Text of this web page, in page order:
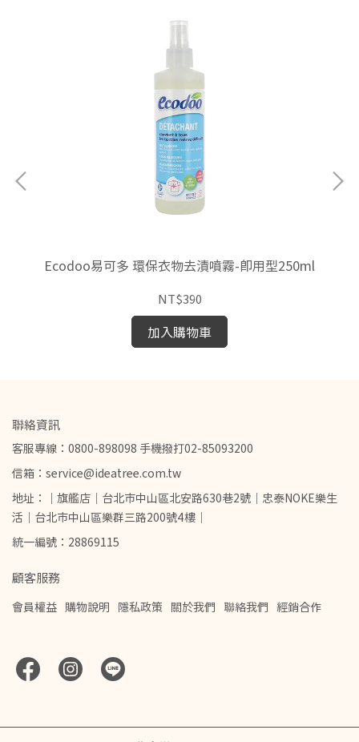
Ecodoo易可多 環保衣物去漬噴霧-即用型250ml
NT$390
加入購物車
聯絡資訊
客服專線：0800-898098 手機撥打02-85093200
信箱：service@ideatree.com.tw
地址：｜旗艦店｜台北市中山區北安路630巷2號｜忠泰NOKE樂生
活｜台北市中山區樂群三路200號4樓｜
統一編號：28869115
顧客服務
會員權益 購物說明 隱私政策 關於我們 聯絡我們 經銷合作